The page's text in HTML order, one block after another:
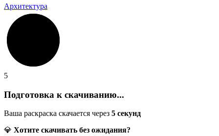
Архитектура
5
Подготовка к скачиванию...
Ваша раскраска скачается через 5 секунд
💎 Хотите скачивать без ожидания?